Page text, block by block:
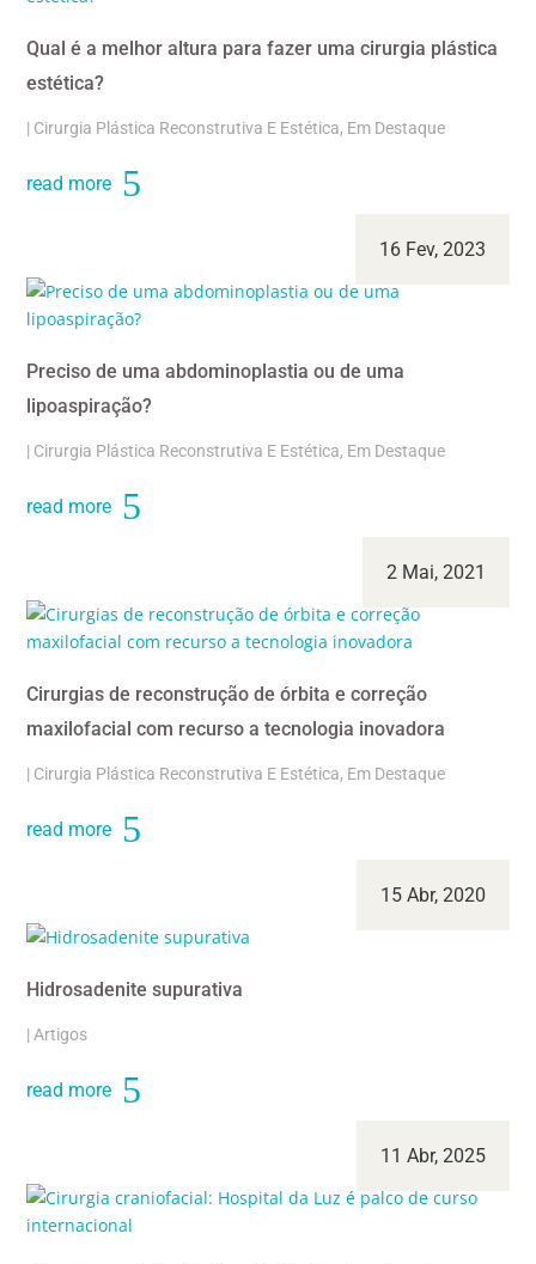
Qual é a melhor altura para fazer uma cirurgia plástica
estética?
16 Fev, 2023
| Cirurgia Plástica Reconstrutiva E Estética, Em Destaque
read more
Preciso de uma abdominoplastia ou de uma
lipoaspiração?
2 Mai, 2021
| Cirurgia Plástica Reconstrutiva E Estética, Em Destaque
read more
Cirurgias de reconstrução de órbita e correção
maxilofacial com recurso a tecnologia inovadora
15 Abr, 2020
| Cirurgia Plástica Reconstrutiva E Estética, Em Destaque
read more
Hidrosadenite supurativa
11 Abr, 2025
| Artigos
read more